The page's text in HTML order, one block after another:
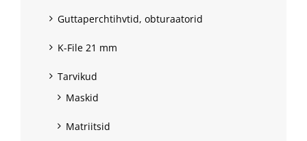
Guttaperchtihvtid, obturaatorid
K-File 21 mm
Tarvikud
Maskid
Matriitsid